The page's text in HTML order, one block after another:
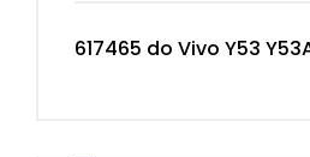
617465 do Vivo Y53